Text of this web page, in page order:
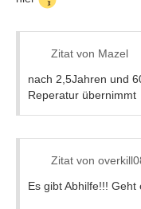
Zitat von Mazel
nach 2,5Jahren und
Reperatur übernimmt
Zitat von
Es gibt Abhilfe!!!